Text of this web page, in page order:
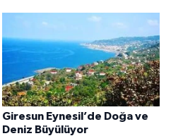
Giresun Eynesil’de Doğa ve
Deniz Büyülüyor